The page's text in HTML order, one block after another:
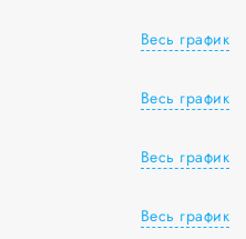
Весь график
Весь график
Весь график
Весь график